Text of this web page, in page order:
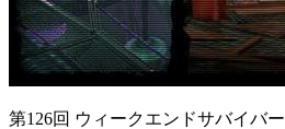
第126回 ウィークエンドサバイバー